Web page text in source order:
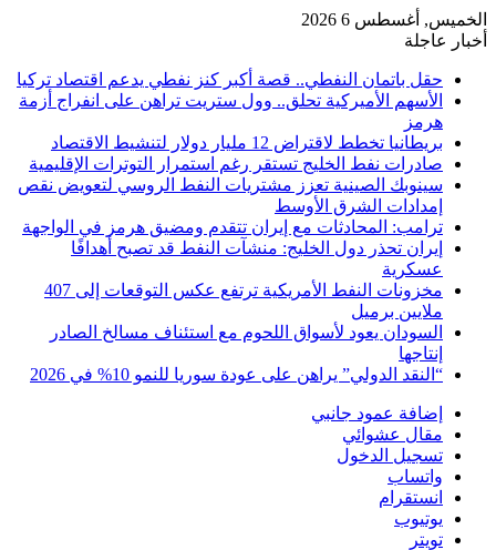
الخميس, أغسطس 6 2026
أخبار عاجلة
حقل باتمان النفطي.. قصة أكبر كنز نفطي يدعم اقتصاد تركيا
الأسهم الأميركية تحلق.. وول ستريت تراهن على انفراج أزمة
هرمز
بريطانيا تخطط لاقتراض 12 مليار دولار لتنشيط الاقتصاد
صادرات نفط الخليج تستقر رغم استمرار التوترات الإقليمية
سينوبك الصينية تعزز مشتريات النفط الروسي لتعويض نقص
إمدادات الشرق الأوسط
ترامب: المحادثات مع إيران تتقدم ومضيق هرمز في الواجهة
إيران تحذر دول الخليج: منشآت النفط قد تصبح أهدافًا
عسكرية
مخزونات النفط الأمريكية ترتفع عكس التوقعات إلى 407
ملايين برميل
السودان يعود لأسواق اللحوم مع استئناف مسالخ الصادر
إنتاجها
“النقد الدولي” يراهن على عودة سوريا للنمو 10% في 2026
إضافة عمود جانبي
مقال عشوائي
تسجيل الدخول
واتساب
انستقرام
يوتيوب
تويتر